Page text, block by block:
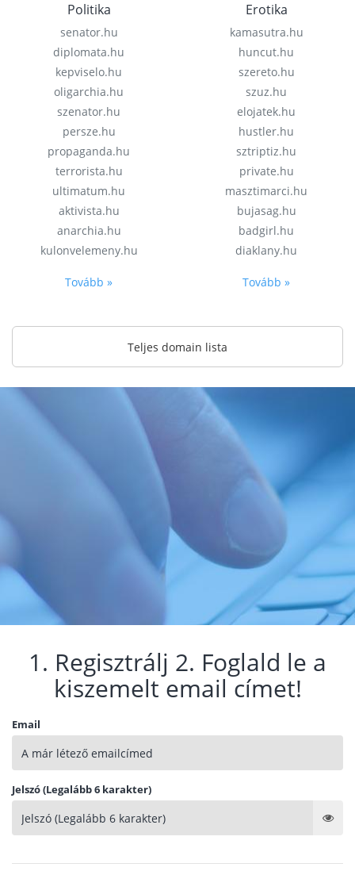
Politika
senator.hu
diplomata.hu
kepviselo.hu
oligarchia.hu
szenator.hu
persze.hu
propaganda.hu
terrorista.hu
ultimatum.hu
aktivista.hu
anarchia.hu
kulonvelemeny.hu
Tovább »
Erotika
kamasutra.hu
huncut.hu
szereto.hu
szuz.hu
elojatek.hu
hustler.hu
sztriptiz.hu
private.hu
masztimarci.hu
bujasag.hu
badgirl.hu
diaklany.hu
Tovább »
Teljes domain lista
1. Regisztrálj 2. Foglald le a
kiszemelt email címet!
Email
Jelszó (Legalább 6 karakter)